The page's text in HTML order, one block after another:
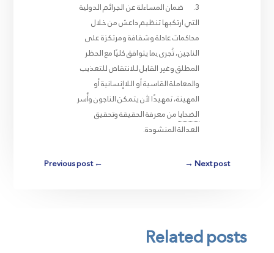
3. ضمان المساءلة عن الجرائم الدولية
التي ارتكبها تنظيم داعش من خلال
محاكمات عادلة وشفافة ومرتكزة على
الناجين، تُجرى بما يتوافق كليًا مع الحظر
المطلق وغير القابل للانتقاص للتعذيب
والمعاملة القاسية أو اللاإنسانية أو
المهينة، تمهيدًا لأن يتمكن الناجون وأُسر
الضحايامن معرفة الحقيقة وتحقيق
العدالة المنشودة.
←
Previous post Next post
→
Related posts